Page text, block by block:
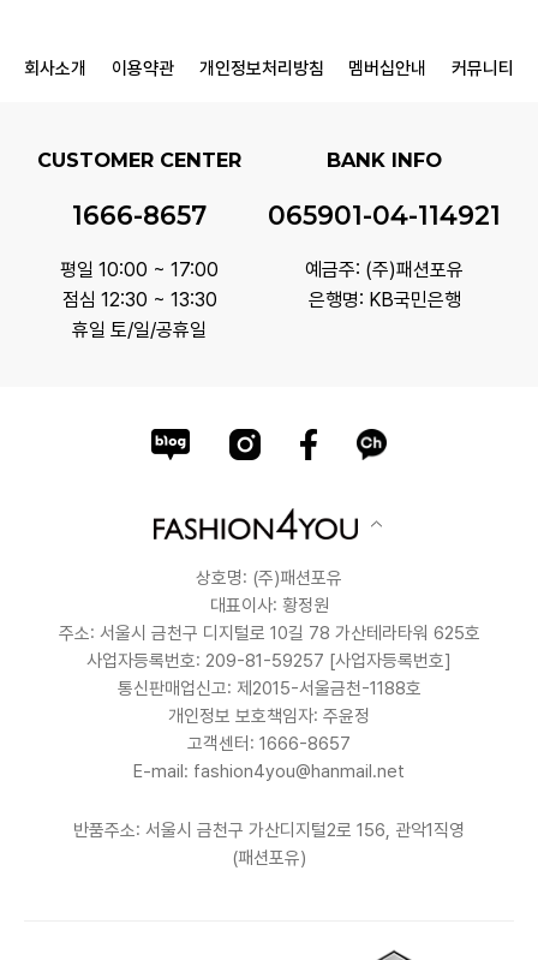
회사소개 이용약관 개인정보처리방침 멤버십안내 커뮤니티
CUSTOMER CENTER
1666-8657
평일 10:00 ~ 17:00
점심 12:30 ~ 13:30
휴일 토/일/공휴일
BANK INFO
065901-04-114921
예금주: (주)패션포유
은행명: KB국민은행
상호명: (주)패션포유
대표이사: 황정원
주소: 서울시 금천구 디지털로 10길 78 가산테라타워 625호
사업자등록번호: 209-81-59257 [사업자등록번호]
통신판매업신고: 제2015-서울금천-1188호
개인정보 보호책임자: 주윤정
고객센터: 1666-8657
E-mail: fashion4you@hanmail.net
반품주소: 서울시 금천구 가산디지털2로 156, 관악1직영
(패션포유)